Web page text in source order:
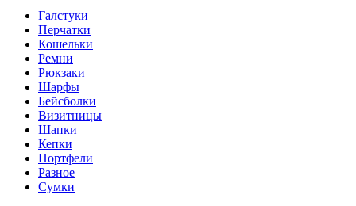
Галстуки
Перчатки
Кошельки
Ремни
Рюкзаки
Шарфы
Бейсболки
Визитницы
Шапки
Кепки
Портфели
Разное
Сумки